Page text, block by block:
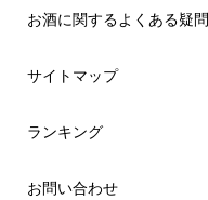
お酒に関するよくある疑問
サイトマップ
ランキング
お問い合わせ